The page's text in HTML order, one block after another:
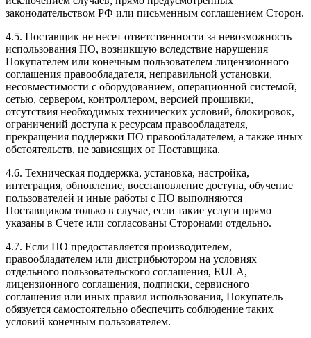
законодательством РФ или письменным соглашением Сторон.
4.5. Поставщик не несет ответственности за невозможность
использования ПО, возникшую вследствие нарушения
Покупателем или конечным пользователем лицензионного
соглашения правообладателя, неправильной установки,
несовместимости с оборудованием, операционной системой,
сетью, сервером, контроллером, версией прошивки,
отсутствия необходимых технических условий, блокировок,
ограничений доступа к ресурсам правообладателя,
прекращения поддержки ПО правообладателем, а также иных
обстоятельств, не зависящих от Поставщика.
4.6. Техническая поддержка, установка, настройка,
интеграция, обновление, восстановление доступа, обучение
пользователей и иные работы с ПО выполняются
Поставщиком только в случае, если такие услуги прямо
указаны в Счете или согласованы Сторонами отдельно.
4.7. Если ПО предоставляется производителем,
правообладателем или дистрибьютором на условиях
отдельного пользовательского соглашения, EULA,
лицензионного соглашения, подписки, сервисного
соглашения или иных правил использования, Покупатель
обязуется самостоятельно обеспечить соблюдение таких
условий конечным пользователем.